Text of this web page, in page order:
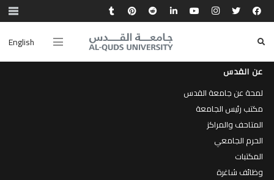
English
عن القدس
لمحة عن جامعة القدس
مكتب رئيس الجامعة
المتاحف والمراكز
الحرم الجامعي
المكتبات
وظائف شاغرة